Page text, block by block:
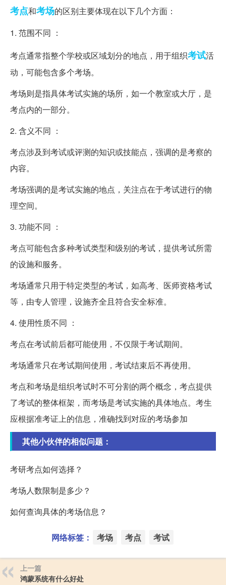
考点和考场的区别主要体现在以下几个方面：
1. 范围不同 ：
考点通常指整个学校或区域划分的地点，用于组织考试活
动，可能包含多个考场。
考场则是指具体考试实施的场所，如一个教室或大厅，是
考点内的一部分。
2. 含义不同 ：
考点涉及到考试或评测的知识或技能点，强调的是考察的
内容。
考场强调的是考试实施的地点，关注点在于考试进行的物
理空间。
3. 功能不同 ：
考点可能包含多种考试类型和级别的考试，提供考试所需
的设施和服务。
考场通常只用于特定类型的考试，如高考、医师资格考试
等，由专人管理，设施齐全且符合安全标准。
4. 使用性质不同 ：
考点在考试前后都可能使用，不仅限于考试期间。
考场通常只在考试期间使用，考试结束后不再使用。
考点和考场是组织考试时不可分割的两个概念，考点提供
了考试的整体框架，而考场是考试实施的具体地点。考生
应根据准考证上的信息，准确找到对应的考场参加
其他小伙伴的相似问题：
考研考点如何选择？
考场人数限制是多少？
如何查询具体的考场信息？
网络标签： 考场 考点 考试
上一篇
鸿蒙系统有什么好处